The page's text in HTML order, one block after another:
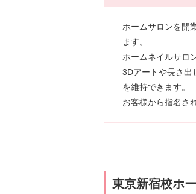
ホームサロンを開
ます。
ホームネイルサロ
3Dアートや長さ出
を維持できます。
お客様から指名さ
東京新宿校ホ